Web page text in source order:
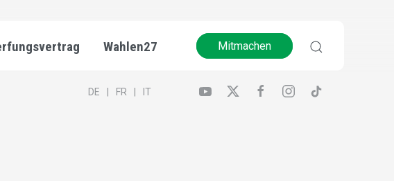
Wahlen27 Mitmachen
DE FR IT